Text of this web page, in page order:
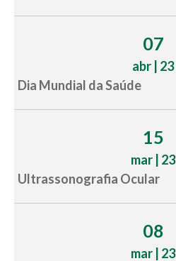
07
abr | 23
Dia Mundial da Saúde
15
mar | 23
Ultrassonografia Ocular
08
mar | 23